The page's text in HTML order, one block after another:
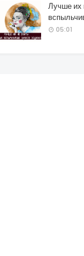
Лучше их
05:01